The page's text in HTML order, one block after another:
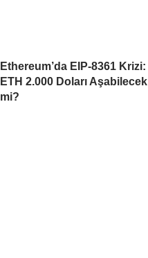
Ethereum’da EIP-8361 Krizi:
ETH 2.000 Doları Aşabilecek
mi?